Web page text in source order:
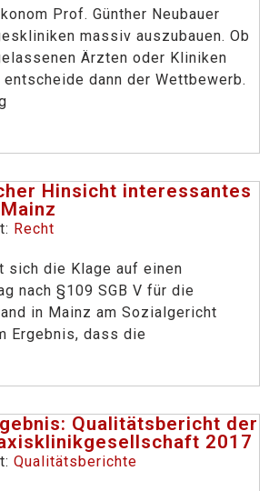
Prof. Günther Neubauer
massiv auszubauen. Ob
Ärzten oder Kliniken
dann der Wettbewerb.
Hinsicht interessantes
Recht
sich die Klage auf einen
nach §109 SGB V für die
in Mainz am Sozialgericht
Ergebnis, dass die
Qualitätsbericht der
2017
Qualitätsberichte